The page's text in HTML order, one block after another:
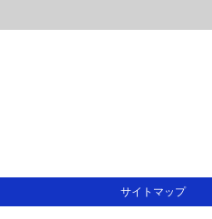
サイトマップ